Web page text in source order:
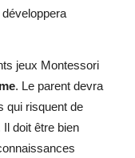
développera
jeux Montessori
. Le parent devra
qui risquent de
doit être bien